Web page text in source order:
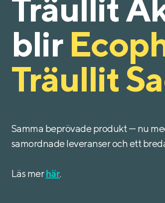
Träullit
blir
Träullit
Samma beprövade produkt — nu
samordnade leveranser och ett
Läs merhär.